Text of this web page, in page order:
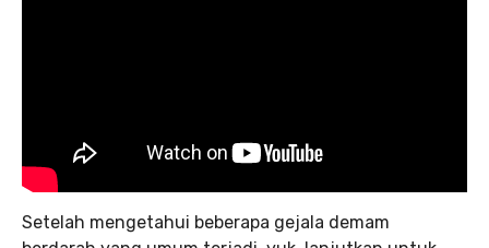
Setelah mengetahui beberapa gejala demam